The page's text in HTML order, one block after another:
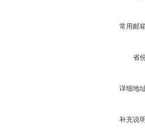
常用邮
省
详细地
补充说